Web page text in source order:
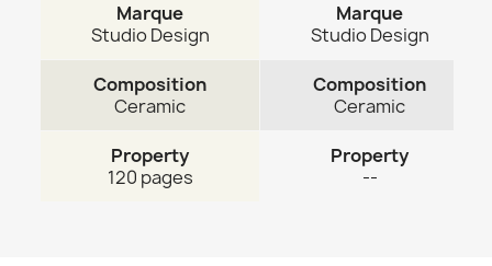
Marque
Studio Design
Marque
Studio Design
Composition
Ceramic
Composition
Ceramic
Property
120 pages
Property
--